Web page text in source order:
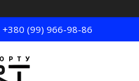
+380 (99) 966-98-86